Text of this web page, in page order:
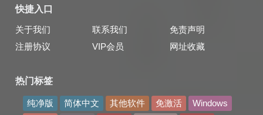
快捷入口
关于我们 联系我们
免责声明
注册协议
VIP会员 网址收藏
热门标签
纯净版 简体中文 其他软件 免激活
Windows